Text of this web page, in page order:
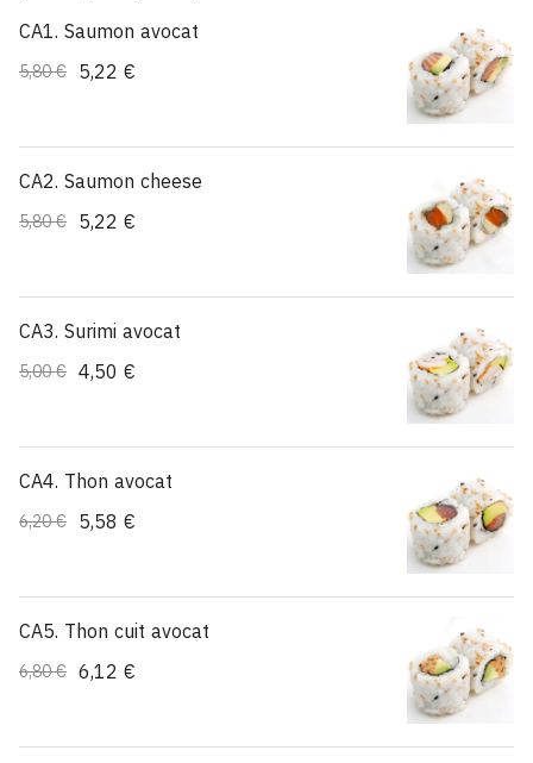
CA1. Saumon avocat
5,80 € 5,22 €
CA2. Saumon cheese
5,80 € 5,22 €
CA3. Surimi avocat
5,00 € 4,50 €
CA4. Thon avocat
6,20 € 5,58 €
CA5. Thon cuit avocat
6,80 € 6,12 €